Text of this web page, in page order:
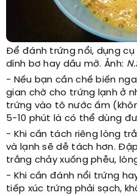
Để đánh trứng nổi, dụng
dính bơ hay dầu mỡ. Ảnh:
- Nếu bạn cần chế biến
gian chờ cho trứng lạnh ở
trứng vào tô nước ấm
5-10 phút là có thể dùng
- Khi cần tách riêng lòng
và lạnh sẽ dễ tách hơn.
trắng chảy xuống phễu,
- Khi cần đánh nổi trứng
tiếp xúc trứng phải sạch,